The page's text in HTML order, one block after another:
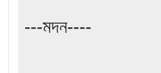
---মদন----